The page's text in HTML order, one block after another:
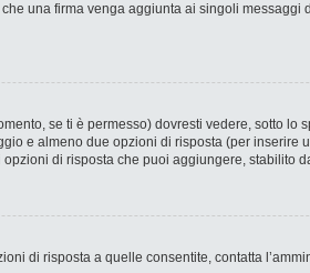
una firma venga aggiunta ai singoli
se ti è permesso) dovresti vedere, sotto lo
e almeno due opzioni di risposta (per inserire
di risposta che puoi aggiungere, stabilito
di risposta a quelle consentite, contatta